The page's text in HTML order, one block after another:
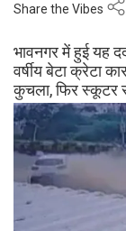
Share the Vibes
भावनगर में हुई यह
वर्षीय बेटा क्रेटा
कुचला, फिर स्कूटर